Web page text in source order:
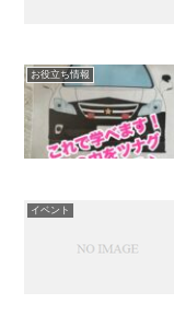
お役立ち情報
イベント